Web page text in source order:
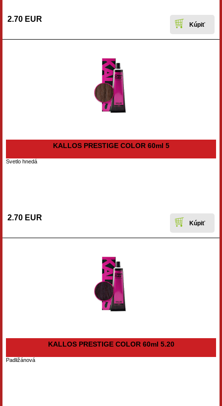
2.70 EUR
KALLOS PRESTIGE COLOR 60ml 5
Svetlo hnedá
2.70 EUR
KALLOS PRESTIGE COLOR 60ml 5.20
Padližánová